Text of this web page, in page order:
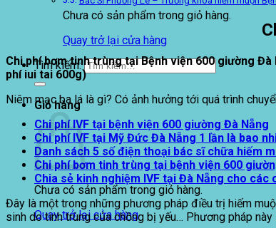
Chưa có sản phẩm trong giỏ hàng.
Quay trở lại cửa hàng
Tìm kiếm:
Giỏ hàng
Chưa có sản phẩm trong giỏ hàng.
Quay trở lại cửa hàng
Chi phí bơm tinh trùng tại Bệnh viện 600 giường
phí iui tai 600g)
Niêm mạc ba lá là gì? Có ảnh hưởng tới quá trình
Chi phí IVF tại bệnh viện 600 giường Đà Nẵng
Chi phí IVF tại Mỹ Đức Đà Nẵng 1 lần là bao
Danh sách 5 số điện thoại bác sĩ chữa hiếm
Chi phí bơm tinh trùng tại bệnh viện 600
Chia sẻ kinh nghiệm IVF tại Đà Nẵng cho các
Đây là một trong những phương pháp điều trị hiếm
sinh do tinh trùng của chồng bị yếu… Phương pháp